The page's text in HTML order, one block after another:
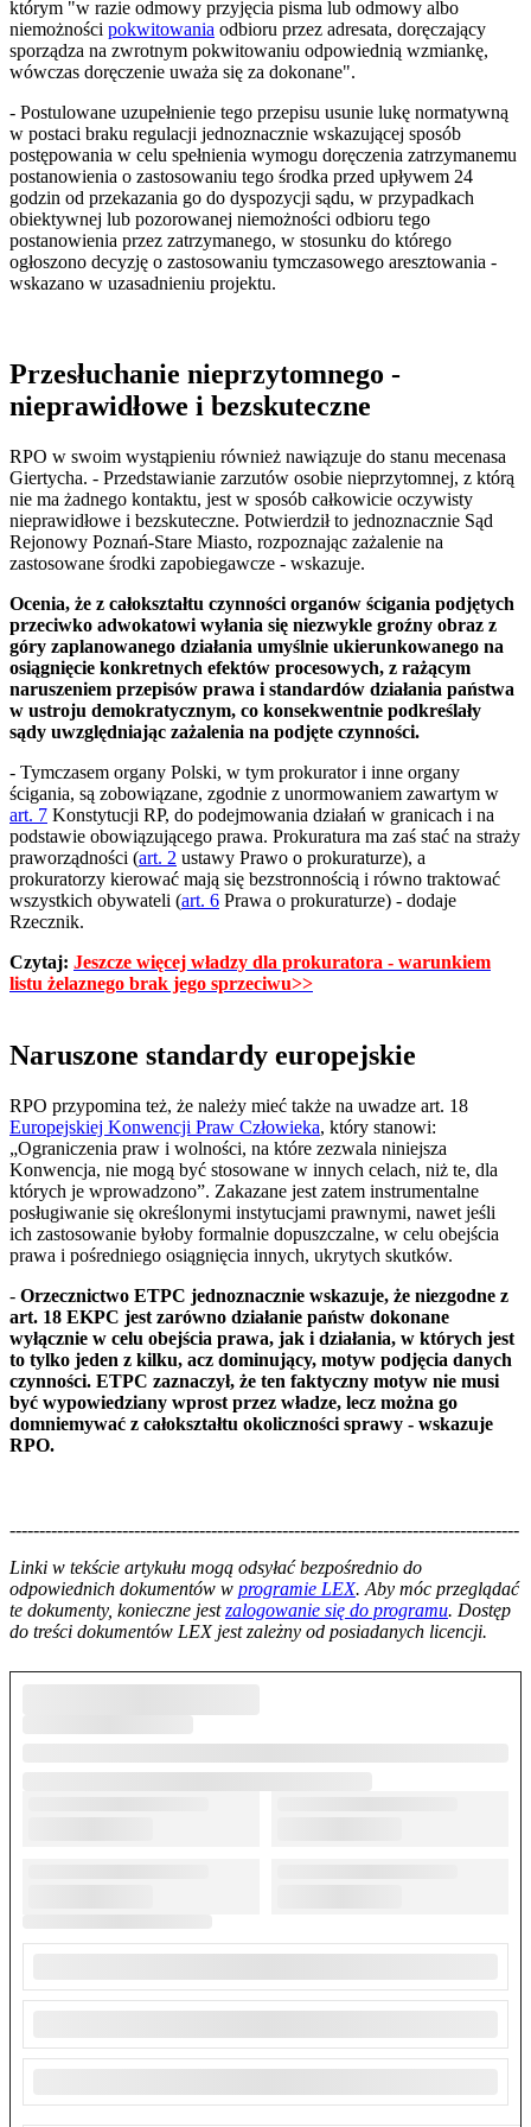
którym "w razie odmowy przyjęcia pisma lub odmowy albo
niemożności pokwitowania odbioru przez adresata, doręczający
sporządza na zwrotnym pokwitowaniu odpowiednią wzmiankę,
wówczas doręczenie uważa się za dokonane".
- Postulowane uzupełnienie tego przepisu usunie lukę normatywną
w postaci braku regulacji jednoznacznie wskazującej sposób
postępowania w celu spełnienia wymogu doręczenia zatrzymanemu
postanowienia o zastosowaniu tego środka przed upływem 24
godzin od przekazania go do dyspozycji sądu, w przypadkach
obiektywnej lub pozorowanej niemożności odbioru tego
postanowienia przez zatrzymanego, w stosunku do którego
ogłoszono decyzję o zastosowaniu tymczasowego aresztowania -
wskazano w uzasadnieniu projektu.
Przesłuchanie nieprzytomnego -
nieprawidłowe i bezskuteczne
RPO w swoim wystąpieniu również nawiązuje do stanu mecenasa
Giertycha. - Przedstawianie zarzutów osobie nieprzytomnej, z którą
nie ma żadnego kontaktu, jest w sposób całkowicie oczywisty
nieprawidłowe i bezskuteczne. Potwierdził to jednoznacznie Sąd
Rejonowy Poznań-Stare Miasto, rozpoznając zażalenie na
zastosowane środki zapobiegawcze - wskazuje.
Ocenia, że z całokształtu czynności organów ścigania podjętych
przeciwko adwokatowi wyłania się niezwykle groźny obraz z
góry zaplanowanego działania umyślnie ukierunkowanego na
osiągnięcie konkretnych efektów procesowych, z rażącym
naruszeniem przepisów prawa i standardów działania państwa
w ustroju demokratycznym, co konsekwentnie podkreślały
sądy uwzględniając zażalenia na podjęte czynności.
- Tymczasem organy Polski, w tym prokurator i inne organy
ścigania, są zobowiązane, zgodnie z unormowaniem zawartym w
art. 7 Konstytucji RP, do podejmowania działań w granicach i na
podstawie obowiązującego prawa. Prokuratura ma zaś stać na straży
praworządności (art. 2 ustawy Prawo o prokuraturze), a
prokuratorzy kierować mają się bezstronnością i równo traktować
wszystkich obywateli (art. 6 Prawa o prokuraturze) - dodaje
Rzecznik.
Czytaj: Jeszcze więcej władzy dla prokuratora - warunkiem
listu żelaznego brak jego sprzeciwu>>
Naruszone standardy europejskie
RPO przypomina też, że należy mieć także na uwadze art. 18
Europejskiej Konwencji Praw Człowieka, który stanowi:
„Ograniczenia praw i wolności, na które zezwala niniejsza
Konwencja, nie mogą być stosowane w innych celach, niż te, dla
których je wprowadzono”. Zakazane jest zatem instrumentalne
posługiwanie się określonymi instytucjami prawnymi, nawet jeśli
ich zastosowanie byłoby formalnie dopuszczalne, w celu obejścia
prawa i pośredniego osiągnięcia innych, ukrytych skutków.
- Orzecznictwo ETPC jednoznacznie wskazuje, że niezgodne z
art. 18 EKPC jest zarówno działanie państw dokonane
wyłącznie w celu obejścia prawa, jak i działania, w których jest
to tylko jeden z kilku, acz dominujący, motyw podjęcia danych
czynności. ETPC zaznaczył, że ten faktyczny motyw nie musi
być wypowiedziany wprost przez władze, lecz można go
domniemywać z całokształtu okoliczności sprawy - wskazuje
RPO.
--------------------------------------------------------------------------------------
Linki w tekście artykułu mogą odsyłać bezpośrednio do
odpowiednich dokumentów w programie LEX. Aby móc przeglądać
te dokumenty, konieczne jestzalogowanie się do programu. Dostęp
do treści dokumentów LEX jest zależny od posiadanych licencji.